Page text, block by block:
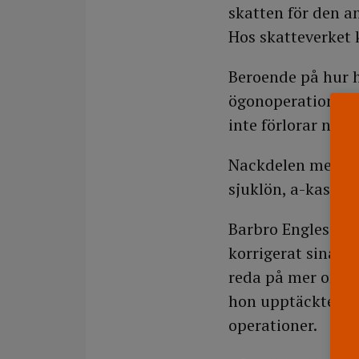
skatten för den
Hos
Beroende på hur
inte förlorar
Nackdelen med
sjuklön, a-
Barbro
korrigerat sina
reda på mer om
hon upptäckte
operationer.